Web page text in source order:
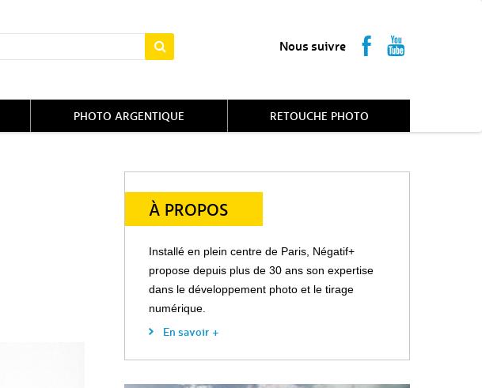
Nous suivre
PHOTO ARGENTIQUE RETOUCHE PHOTO
À PROPOS
Installé en plein centre de Paris, Négatif+
propose depuis plus de 30 ans son expertise
dans le développement photo et le tirage
numérique.
En savoir +